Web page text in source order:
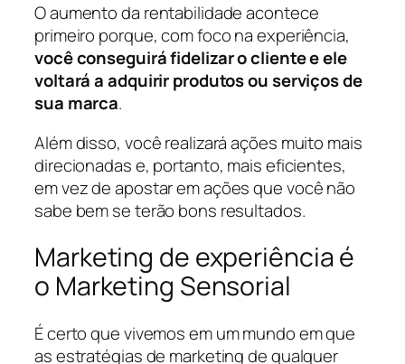
O aumento da rentabilidade acontece
primeiro porque, com foco na experiência,
você conseguirá fidelizar o cliente e ele
voltará a adquirir produtos ou serviços de
sua marca.
Além disso, você realizará ações muito mais
direcionadas e, portanto, mais eficientes,
em vez de apostar em ações que você não
sabe bem se terão bons resultados.
Marketing de experiência é
o Marketing Sensorial
É certo que vivemos em um mundo em que
as estratégias de marketing de qualquer